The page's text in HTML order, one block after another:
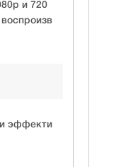
и 720
эффекти